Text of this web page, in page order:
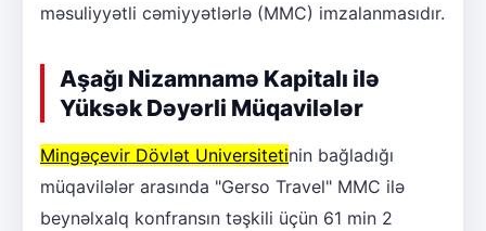
məsuliyyətli cəmiyyətlərlə (MMC) imzalanmasıdır.
Aşağı Nizamnamə Kapitalı ilə
Yüksək Dəyərli Müqavilələr
Mingəçevir Dövlət Universitetinin bağladığı
müqavilələr arasında "Gerso Travel" MMC ilə
beynəlxalq konfransın təşkili üçün 61 min 2